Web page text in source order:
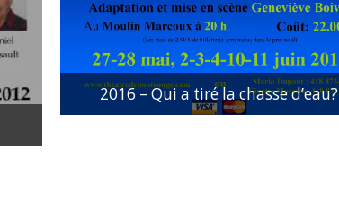
2016 – Qui a tiré la chasse d’eau?